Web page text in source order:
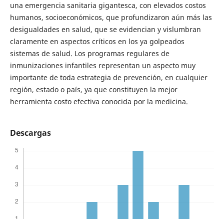
una emergencia sanitaria gigantesca, con elevados costos
humanos, socioeconómicos, que profundizaron aún más las
desigualdades en salud, que se evidencian y vislumbran
claramente en aspectos críticos en los ya golpeados
sistemas de salud. Los programas regulares de
inmunizaciones infantiles representan un aspecto muy
importante de toda estrategia de prevención, en cualquier
región, estado o país, ya que constituyen la mejor
herramienta costo efectiva conocida por la medicina.
Descargas